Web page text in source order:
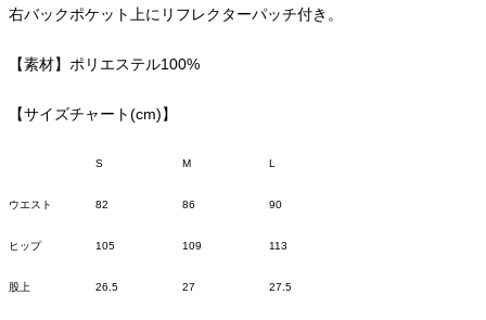
右バックポケット上にリフレクターパッチ付き。
【素材】ポリエステル100%
【サイズチャート(cm)】
S M L
ウエスト 82 86 90
ヒップ 105 109 113
股上 26.5 27 27.5